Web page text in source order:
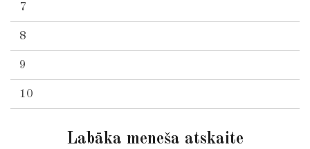
7
8
9
10
Labāka meneša atskaite